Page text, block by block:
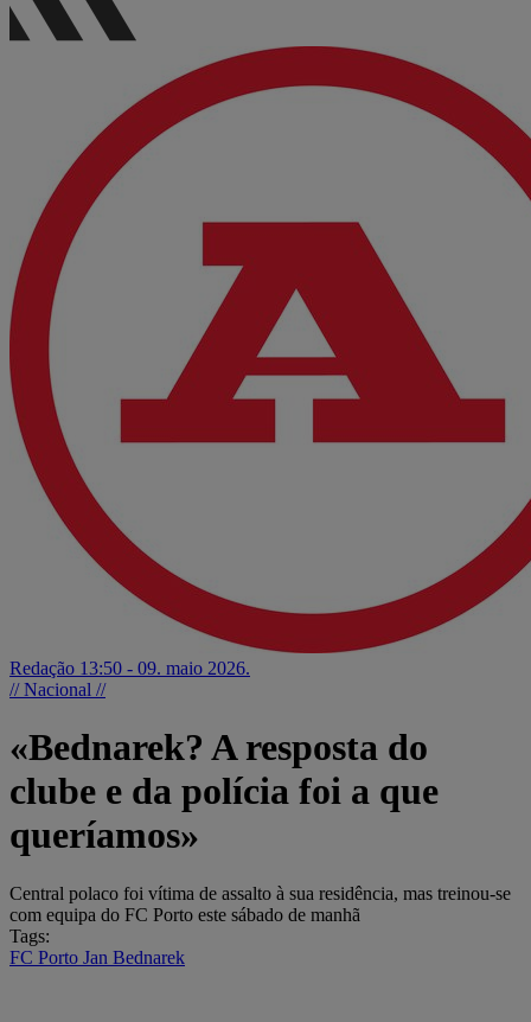
Redação 13:50 - 09. maio 2026.
// Nacional //
«Bednarek? A resposta do
clube e da polícia foi a que
queríamos»
Central polaco foi vítima de assalto à sua residência, mas treinou-se
com equipa do FC Porto este sábado de manhã
Tags:
FC Porto Jan Bednarek